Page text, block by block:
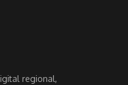
regional,